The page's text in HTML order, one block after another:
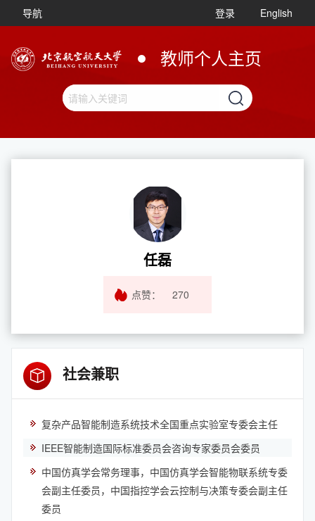
导航 登录 English
教师个人主页
任磊
点赞： 270
社会兼职
复杂产品智能制造系统技术全国重点实验室专委会主任
IEEE智能制造国际标准委员会咨询专家委员会委员
中国仿真学会常务理事，中国仿真学会智能物联系统专委
会副主任委员，中国指控学会云控制与决策专委会副主任
委员